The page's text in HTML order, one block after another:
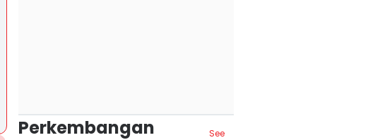
Perkembangan
See